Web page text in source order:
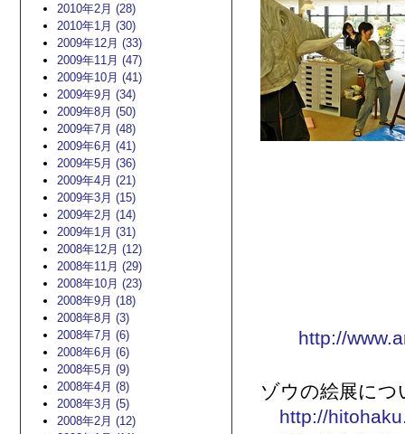
2010年2月 (28)
2010年1月 (30)
2009年12月 (33)
2009年11月 (47)
2009年10月 (41)
2009年9月 (34)
2009年8月 (50)
2009年7月 (48)
2009年6月 (41)
2009年5月 (36)
2009年4月 (21)
2009年3月 (15)
2009年2月 (14)
2009年1月 (31)
2008年12月 (12)
2008年11月 (29)
2008年10月 (23)
2008年9月 (18)
2008年8月 (3)
2008年7月 (6)
2008年6月 (6)
2008年5月 (9)
2008年4月 (8)
2008年3月 (5)
2008年2月 (12)
http://
ゾウの絵展に
http://